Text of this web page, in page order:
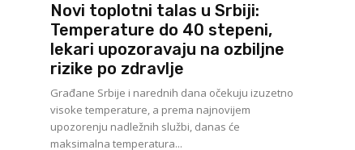
Novi toplotni talas u Srbiji:
Temperature do 40 stepeni,
lekari upozoravaju na ozbiljne
rizike po zdravlje
Građane Srbije i narednih dana očekuju izuzetno
visoke temperature, a prema najnovijem
upozorenju nadležnih službi, danas će
maksimalna temperatura...